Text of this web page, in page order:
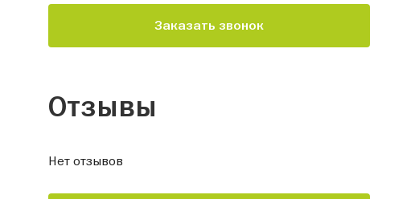
Заказать звонок
Отзывы
Нет отзывов